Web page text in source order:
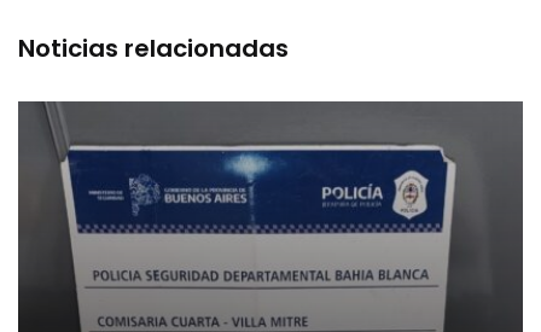
Noticias relacionadas